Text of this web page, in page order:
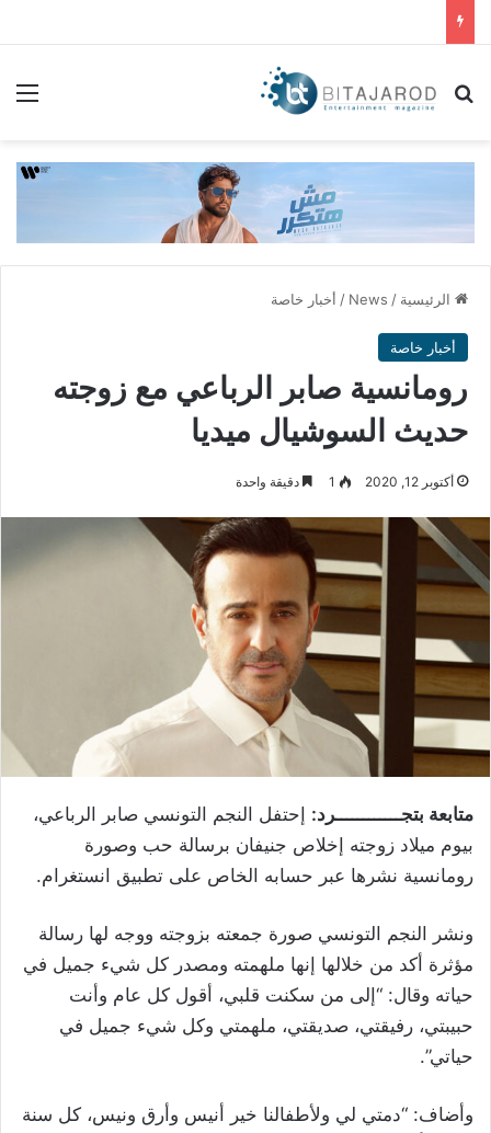
بحث عن
الرئيسية /
News
/ أخبار خاصة
أخبار خاصة
رومانسية صابر الرباعي مع زوجته
حديث السوشيال ميديا
أكتوبر 12, 2020 1 دقيقة واحدة
متابعة بتجــــــــــــرد: إحتفل النجم التونسي صابر الرباعي،
بيوم ميلاد زوجته إخلاص جنيفان برسالة حب وصورة
رومانسية نشرها عبر حسابه الخاص على تطبيق انستغرام.
ونشر النجم التونسي صورة جمعته بزوجته ووجه لها رسالة
مؤثرة أكد من خلالها إنها ملهمته ومصدر كل شيء جميل في
حياته وقال: “إلى من سكنت قلبي، أقول كل عام وأنت
حبيبتي، رفيقتي، صديقتي، ملهمتي وكل شيء جميل في
حياتي”.
وأضاف: “دمتي لي ولأطفالنا خير أنيس وأرق ونيس، كل سنة